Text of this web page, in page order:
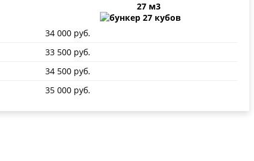
27 м3
34 000 руб.
33 500 руб.
34 500 руб.
35 000 руб.